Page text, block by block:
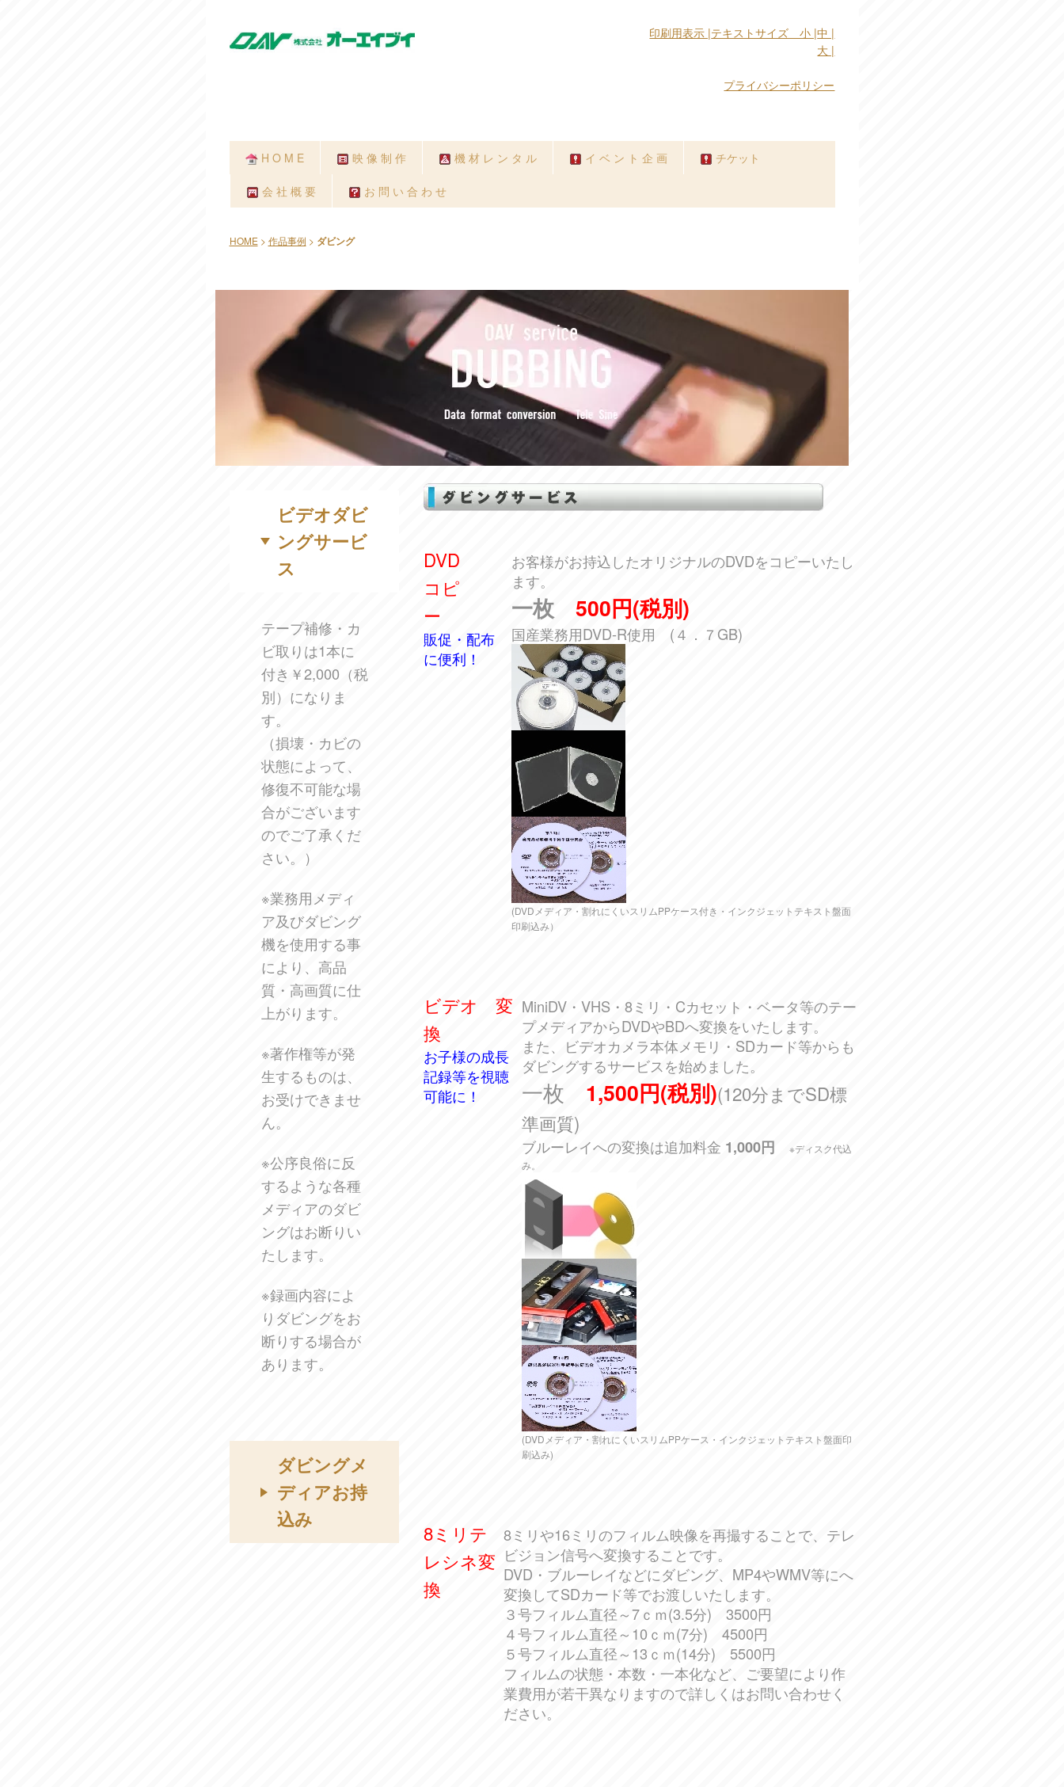
印刷用表示 |テキストサイズ 小 |中 |
大 |
プライバシーポリシー
H O M E 映 像 制 作 機 材 レ ン タ ル イ ベ ン ト 企 画 チケット
会 社 概 要 お 問 い 合 わ せ
HOME > 作品事例 > ダビング
DVD
コピ
ー
販促・配布
に便利！
お客様がお持込したオリジナルのDVDをコピーいたし
ます。
一枚 500円(税別)
国産業務用DVD-R使用 (４．７GB)
(DVDメディア・割れにくいスリムPPケース付き・インクジェットテキスト盤面
印刷込み）
ビデオ 変
換
お子様の成長
記録等を視聴
可能に！
MiniDV・VHS・8ミリ・Cカセット・ベータ等のテー
プメディアからDVDやBDへ変換をいたします。
また、ビデオカメラ本体メモリ・SDカード等からも
ダビングするサービスを始めました。
一枚 1,500円(税別)(120分までSD標
準画質)
ブルーレイへの変換は追加料金 1,000円
※ディスク代込
み。
(DVDメディア・割れにくいスリムPPケース・インクジェットテキスト盤面印
刷込み)
8ミリテ
レシネ変
換
8ミリや16ミリのフィルム映像を再撮することで、テレ
ビジョン信号へ変換することです。
DVD・ブルーレイなどにダビング、MP4やWMV等にへ
変換してSDカード等でお渡しいたします。
３号フィルム直径～7ｃｍ(3.5分) 3500円
４号フィルム直径～10ｃｍ(7分) 4500円
５号フィルム直径～13ｃｍ(14分) 5500円
フィルムの状態・本数・一本化など、ご要望により作
業費用が若干異なりますので詳しくはお問い合わせく
ださい。
ビデオダビ
ングサービ
ス
テープ補修・カ
ビ取りは1本に
付き￥2,000（税
別）になりま
す。
（損壊・カビの
状態によって、
修復不可能な場
合がございます
のでご了承くだ
さい。）
※業務用メディ
ア及びダビング
機を使用する事
により、高品
質・高画質に仕
上がります。
※著作権等が発
生するものは、
お受けできませ
ん。
※公序良俗に反
するような各種
メディアのダビ
ングはお断りい
たします。
※録画内容によ
りダビングをお
断りする場合が
あります。
ダビングメ
ディアお持
込み